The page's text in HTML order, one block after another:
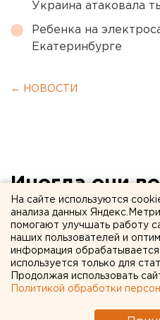
Украина атаковала
Ребенка на
Екатеринбурге
← НОВОСТИ
Иногда они
не
свердловчане
Урале
На сайте используются
анализа данных
помогают улучшать работу
наших пользователей и
информация
используется только для
Продолжая использовать
Политикой обработки